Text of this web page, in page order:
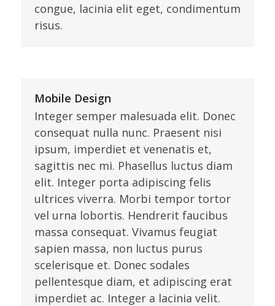
congue, lacinia elit eget, condimentum
risus.
Mobile Design
Integer semper malesuada elit. Donec
consequat nulla nunc. Praesent nisi
ipsum, imperdiet et venenatis et,
sagittis nec mi. Phasellus luctus diam
elit. Integer porta adipiscing felis
ultrices viverra. Morbi tempor tortor
vel urna lobortis. Hendrerit faucibus
massa consequat. Vivamus feugiat
sapien massa, non luctus purus
scelerisque et. Donec sodales
pellentesque diam, et adipiscing erat
imperdiet ac. Integer a lacinia velit.